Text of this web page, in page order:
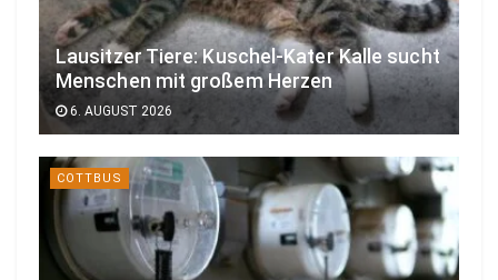
Lausitzer Tiere: Kuschel-Kater Kalle sucht
Menschen mit großem Herzen
6. AUGUST 2026
COTTBUS